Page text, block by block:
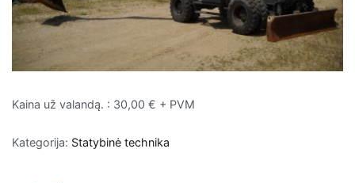
Kaina už valandą. : 30,00 € + PVM
Kategorija: Statybinė technika